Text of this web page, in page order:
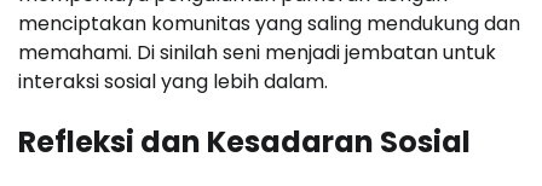
menciptakan komunitas yang saling mendukung dan
memahami. Di sinilah seni menjadi jembatan untuk
interaksi sosial yang lebih dalam.
Refleksi dan Kesadaran Sosial